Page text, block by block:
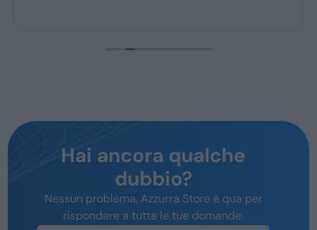
Hai ancora qualche
dubbio?
Nessun problema, Azzurra Store è qua per
rispondere a tutte le tue domande.